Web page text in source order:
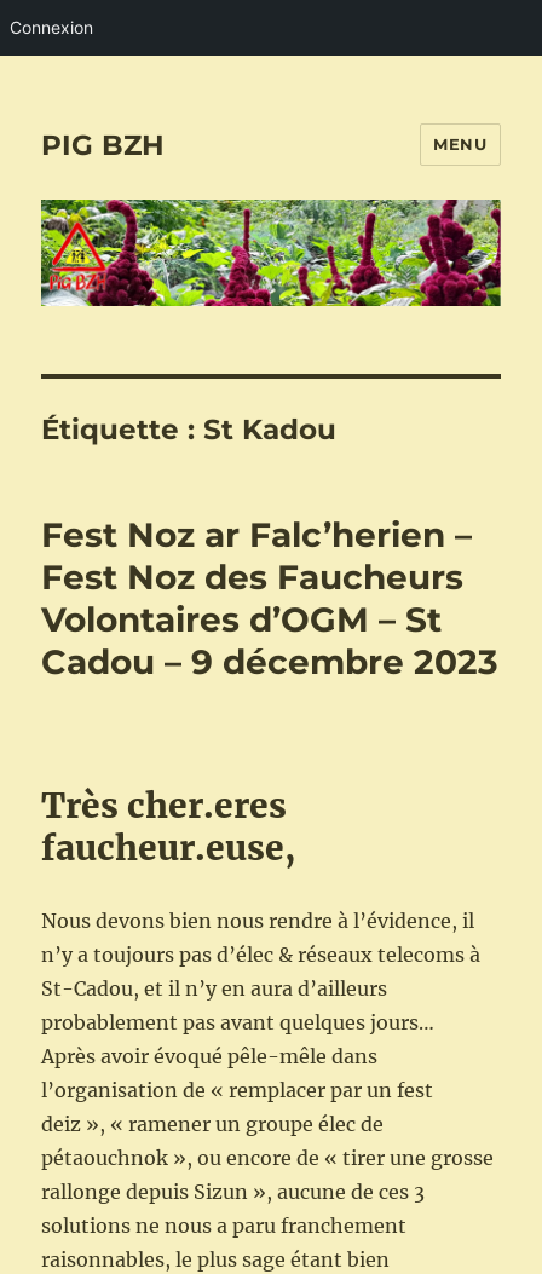
Connexion
PIG BZH MENU
Étiquette :St Kadou
Fest Noz ar Falc’herien –
Fest Noz des Faucheurs
Volontaires d’OGM – St
Cadou – 9 décembre 2023
Très cher.eres
faucheur.euse,
Nous devons bien nous rendre à l’évidence, il
n’y a toujours pas d’élec & réseaux telecoms à
St-Cadou, et il n’y en aura d’ailleurs
probablement pas avant quelques jours…
Après avoir évoqué pêle-mêle dans
l’organisation de « remplacer par un fest
deiz », « ramener un groupe élec de
pétaouchnok », ou encore de « tirer une grosse
rallonge depuis Sizun », aucune de ces 3
solutions ne nous a paru franchement
raisonnables, le plus sage étant bien